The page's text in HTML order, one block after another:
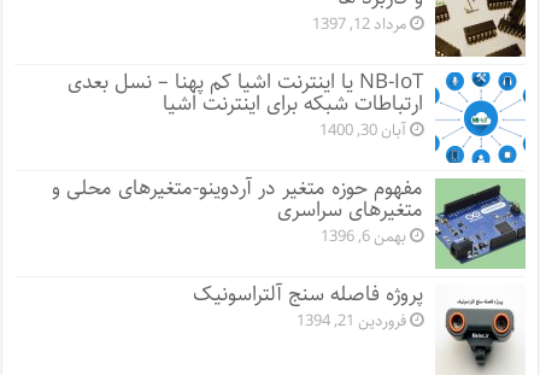
مرداد 12, 1397
NB-IoT یا اینترنت اشیا کم پهنا – نسل بعدی
ارتباطات شبکه برای اینترنت اشیا
آبان 30, 1400
مفهوم حوزه متغیر در آردوینو-متغیرهای محلی و
متغیرهای سراسری
بهمن 6, 1396
پروژه فاصله سنج آلتراسونیک
فروردین 21, 1394